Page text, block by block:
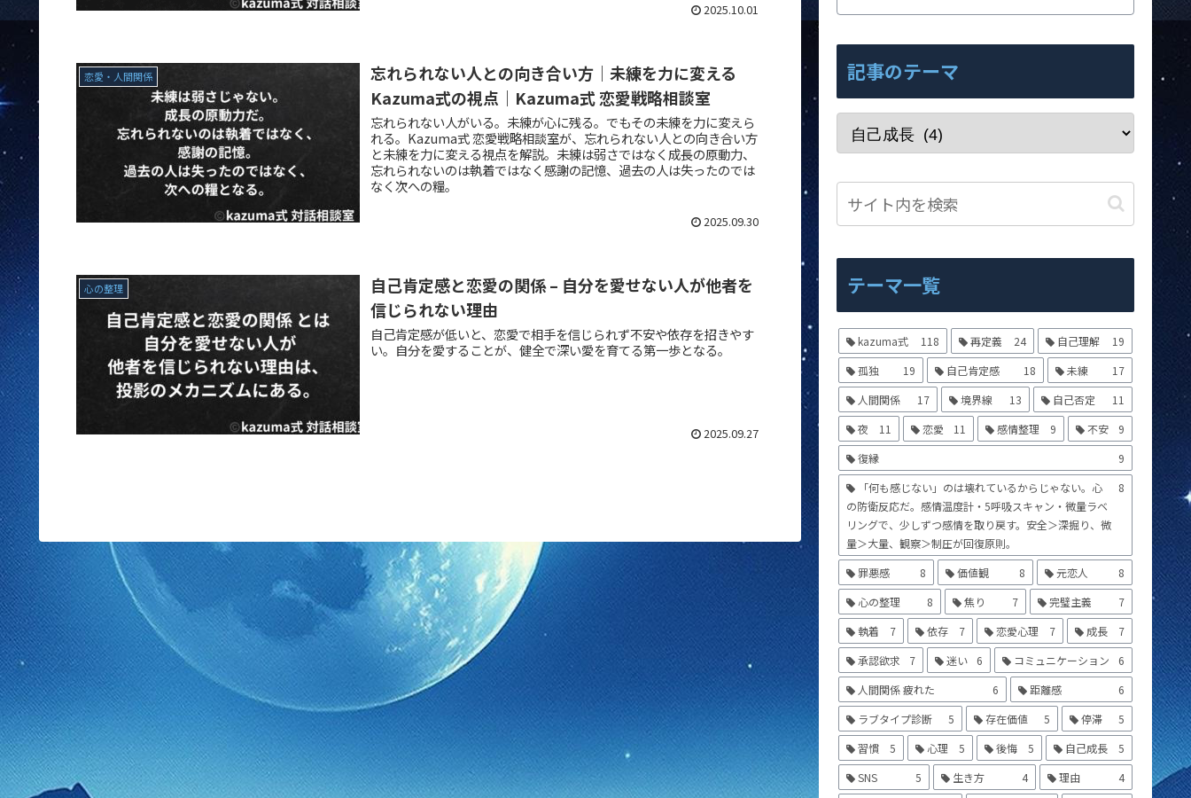
2025.10.01
恋愛・人間関係
忘れられない人との向き合い方｜未練を力に変える
Kazuma式の視点｜Kazuma式 恋愛戦略相談室
忘れられない人がいる。未練が心に残る。でもその未練を力に変えら
れる。Kazuma式 恋愛戦略相談室が、忘れられない人との向き合い方
と未練を力に変える視点を解説。未練は弱さではなく成長の原動力、
忘れられないのは執着ではなく感謝の記憶、過去の人は失ったのでは
なく次への糧。
2025.09.30
心の整理
自己肯定感と恋愛の関係 – 自分を愛せない人が他者を
信じられない理由
自己肯定感が低いと、恋愛で相手を信じられず不安や依存を招きやす
い。自分を愛することが、健全で深い愛を育てる第一歩となる。
2025.09.27
記事のテーマ
テーマ一覧
kazuma式 118 再定義 24 自己理解
19
孤独
19 自己肯定感 18 未練
17
人間関係
17 境界線 13 自己否定
11
夜
11 恋愛 11 感情整理 9 不安
9
復縁
9
「何も感じない」のは壊れているからじゃない。心
の防衛反応だ。感情温度計・5呼吸スキャン・微量ラベ
リングで、少しずつ感情を取り戻す。安全＞深掘り、微
量＞大量、観察＞制圧が回復原則。
8
罪悪感 8 価値観 8 元恋人
8
心の整理
8 焦り 7 完璧主義
7
執着
7 依存 7 恋愛心理 7 成長
7
承認欲求
7 迷い 6 コミュニケーション
6
人間関係 疲れた
6 距離感
6
ラブタイプ診断
5 存在価値 5 停滞
5
習慣
5 心理 5 後悔 5 自己成長
5
SNS
5 生き方 4 理由
4